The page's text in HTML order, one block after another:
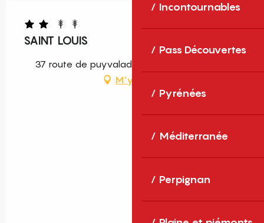
Incontournables
Pass Découvertes
Pyrénées
Méditerranée
Perpignan
SAINT LOUIS
37 route de puyvalador, 66210 Formiguères
M'y rendre